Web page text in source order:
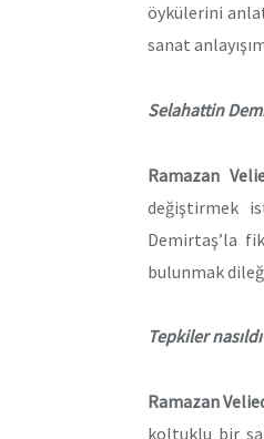
öykülerini
sanat
Selahattin
Ramazan
değiştirmek
Demirtaş’la
bulunmak
Tepkiler
Ramazan
koltuklu bir